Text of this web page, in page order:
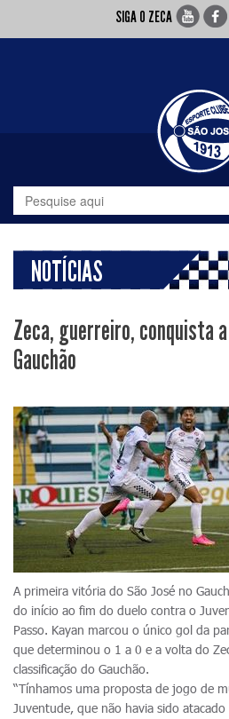
SIGA O ZECA
NOTÍCIAS
Zeca, guerreiro, conquista
Gauchão
A primeira vitória do São José no
do início ao fim do duelo contra o
Passo. Kayan marcou o único gol da
que determinou o 1 a 0 e a volta do
classificação do Gauchão.
“Tínhamos uma proposta de jogo de
Juventude, que não havia sido